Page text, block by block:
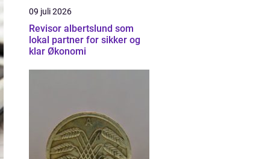
09 juli 2026
Revisor albertslund som
lokal partner for sikker og
klar Økonomi